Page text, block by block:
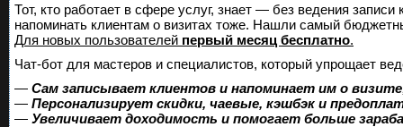
Тот, кто работает в сфере услуг, знает — без ведения
напоминать клиентам о визитах тоже. Нашли самый
Для новых пользователей первый месяц бесплатно.
Чат-бот для мастеров и специалистов, который упрощает
— Сам записывает клиентов и напоминает им о
— Персонализирует скидки, чаевые, кэшбэк и
— Увеличивает доходимость и помогает больше